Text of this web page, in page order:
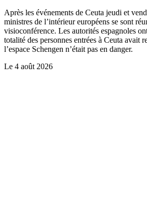
Après les événements de Ceuta jeudi et
ministres de l’intérieur européens se sont
visioconférence. Les autorités espagnoles
totalité des personnes entrées à Ceuta avait
l’espace Schengen n’était pas en danger.
Le 4 août 2026